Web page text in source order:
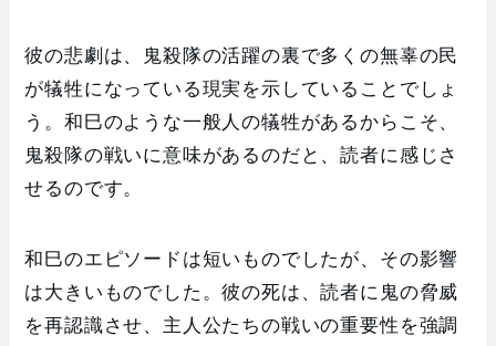
彼の悲劇は、鬼殺隊の活躍の裏で多くの無辜の民
が犠牲になっている現実を示していることでしょ
う。和巳のような一般人の犠牲があるからこそ、
鬼殺隊の戦いに意味があるのだと、読者に感じさ
せるのです。
和巳のエピソードは短いものでしたが、その影響
は大きいものでした。彼の死は、読者に鬼の脅威
を再認識させ、主人公たちの戦いの重要性を強調